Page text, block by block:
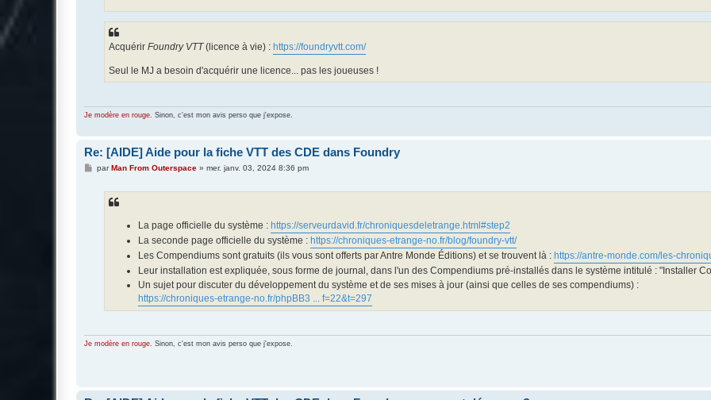
Acquérir Foundry VTT(licence à vie) : https://foundryvtt.com/
Seul le MJ a besoin d'acquérir une licence... pas les joueuses !
Je modère en rouge. Sinon, c'est mon avis perso que j'expose.
Re: [AIDE] Aide pour la fiche VTT des CDE dans Foundry
MparMan From Outerspace» mer. janv. 03, 2024 8:36 pm
La page officielle du système : https://serveurdavid.fr/chroniquesdeletrange.html#step2
La seconde page officielle du système : https://chroniques-etrange-no.fr/blog/foundry-vtt/
Les Compendiums sont gratuits (ils vous sont offerts par Antre Monde Éditions) et se trouvent là : https://antre-monde.com/les-
Leur installation est expliquée, sous forme de journal, dans l'un des Compendiums pré-installés dans le système intitulé : "Installer
Un sujet pour discuter du développement du système et de ses mises à jour (ainsi que celles de ses compendiums) :
https://chroniques-etrange-no.fr/phpBB3 ... f=22&t=297
Je modère en rouge. Sinon, c'est mon avis perso que j'expose.